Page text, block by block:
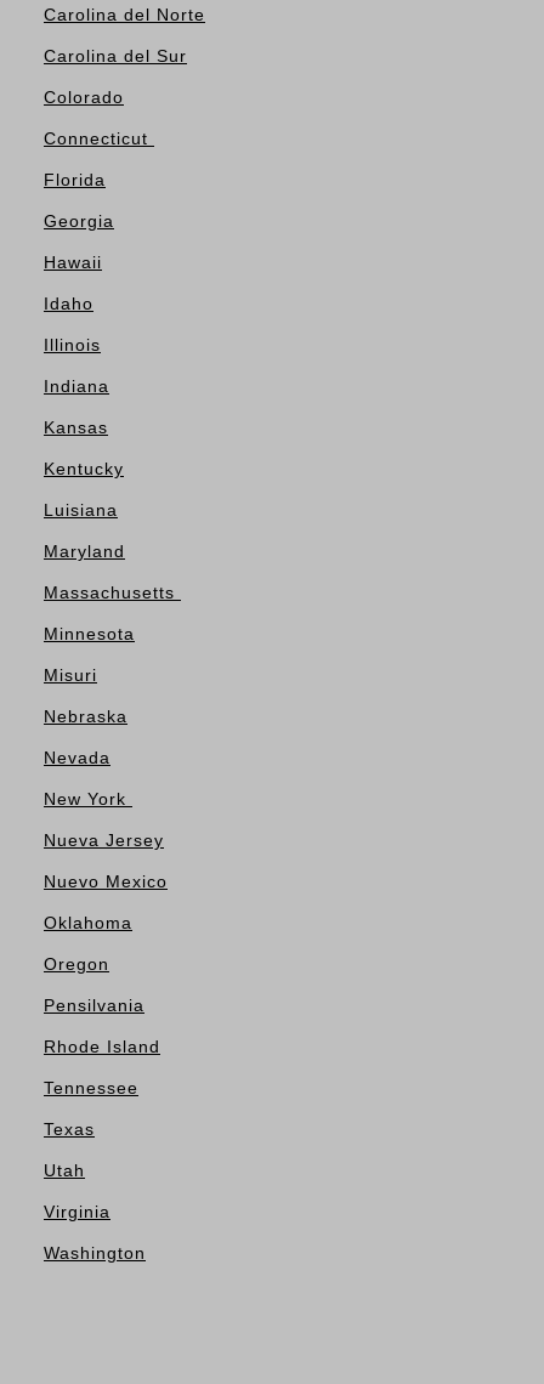
Carolina del Norte
Carolina del Sur
Colorado
Connecticut
Florida
Georgia
Hawaii
Idaho
Illinois
Indiana
Kansas
Kentucky
Luisiana
Maryland
Massachusetts
Minnesota
Misuri
Nebraska
Nevada
New York
Nueva Jersey
Nuevo Mexico
Oklahoma
Oregon
Pensilvania
Rhode Island
Tennessee
Texas
Utah
Virginia
Washington